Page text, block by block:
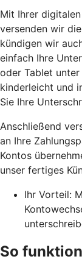
Mit Ihrer
versenden wir
kündigen wir
einfach Ihre
oder Tablet
kinderleicht und
Sie Ihre
Anschließend
an Ihre
Kontos
unser fertiges
Ihr Vorteil:
So